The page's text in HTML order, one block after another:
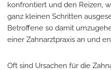
konfrontiert und den Reizen,
ganz kleinen Schritten
Betroffene so damit
einer Zahnarztpraxis an und
Oft sind Ursachen für die